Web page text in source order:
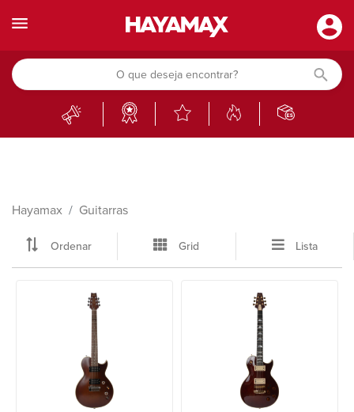
Hayamax Guitarras
Ordenar Grid Lista